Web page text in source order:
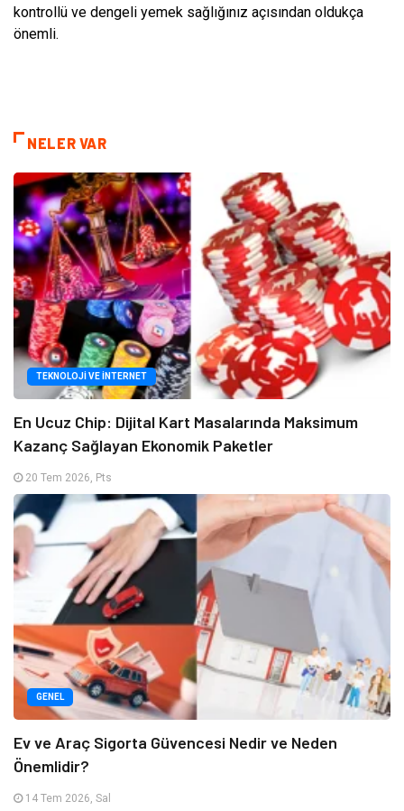
kontrollü ve dengeli yemek sağlığınız açısından oldukça
önemli.
NELER VAR
TEKNOLOJI VE İNTERNET
En Ucuz Chip: Dijital Kart Masalarında Maksimum
Kazanç Sağlayan Ekonomik Paketler
20 Tem 2026, Pts
GENEL
Ev ve Araç Sigorta Güvencesi Nedir ve Neden
Önemlidir?
14 Tem 2026, Sal